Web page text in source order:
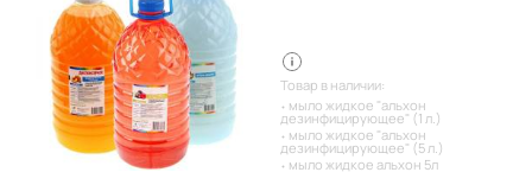
Товар в наличии:
мыло жидкое "альхон
дезинфицирующее" (1 л.)
мыло жидкое "альхон
дезинфицирующее" (5 л.)
мыло жидкое альхон 5л